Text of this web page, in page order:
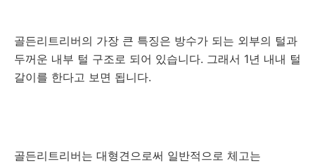
골든리트리버의 가장 큰 특징은 방수가 되는 외부의 털과
두꺼운 내부 털 구조로 되어 있습니다. 그래서 1년 내내 털
갈이를 한다고 보면 됩니다.
골든리트리버는 대형견으로써 일반적으로 체고는